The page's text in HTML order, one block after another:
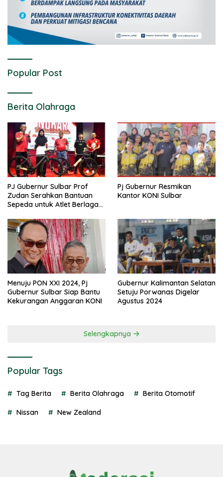
Popular Post
Berita Olahraga
PJ Gubernur Sulbar Prof
Zudan Serahkan Bantuan
Sepeda untuk Atlet Berlaga
Pj Gubernur Resmikan
Kantor KONI Sulbar
Menuju PON XXI 2024, Pj
Gubernur Sulbar Siap Bantu
Kekurangan Anggaran KONI
Gubernur Kalimantan Selatan
Setuju Porwanas Digelar
Agustus 2024
Selengkapnya
Popular Tags
Tag Berita Berita Olahraga Berita Otomotif
Nissan New Zealand